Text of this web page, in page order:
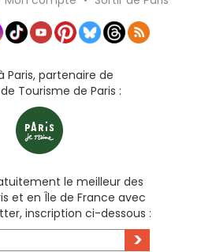
Paris, partenaire de
Tourisme de Paris :
le meilleur des
et en Île de France avec
inscription ci-dessous :
>